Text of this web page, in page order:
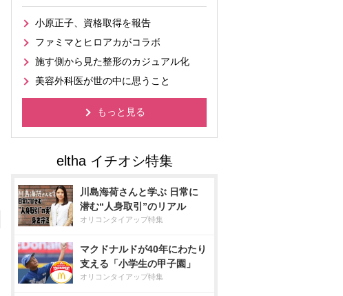
小原正子、資格取得を報告
ファミマとヒロアカがコラボ
施す側から見た整形のカジュアル化
美容外科医が世の中に思うこと
もっと見る
川島海荷さんと学ぶ 日常に
潜む“人身取引”のリアル
オリコンタイアップ特集
マクドナルドが40年にわたり
支える「小学生の甲子園」
オリコンタイアップ特集